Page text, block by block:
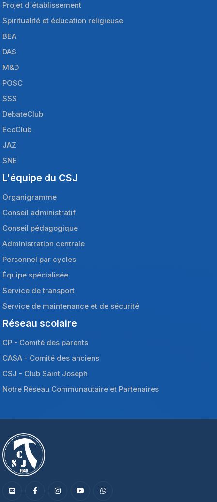
Projet d'établissement
Spiritualité et éducation religieuse
BEA
DAS
M&D
POSC
SSS
DebateClub
EcoClub
JAZ
SNE
L'équipe du CSJ
Organigramme
Conseil administratif
Conseil pédagogique
Administration centrale
Personnel par cycles
Équipe spécialisée
Service de transport
Service de maintenance et de sécurité
Réseau scolaire
CP - Comité des parents
CASA - Comité des anciens
CSJ - Club Saint Joseph
Notre Réseau Communautaire et Partenaires